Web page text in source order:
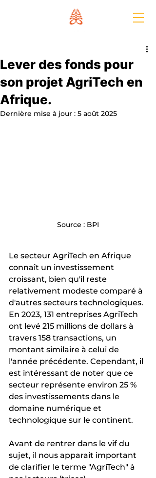
Lever des fonds pour
son projet AgriTech en
Afrique.
Dernière mise à jour : 5 août 2025
Source : BPI
Le secteur AgriTech en Afrique
connaît un investissement
croissant, bien qu'il reste
relativement modeste comparé à
d'autres secteurs technologiques.
En 2023, 131 entreprises AgriTech
ont levé 215 millions de dollars à
travers 158 transactions, un
montant similaire à celui de
l'année précédente. Cependant, il
est intéressant de noter que ce
secteur représente environ 25 %
des investissements dans le
domaine numérique et
technologique sur le continent.
Avant de rentrer dans le vif du
sujet, il nous apparait important
de clarifier le terme "AgriTech" à